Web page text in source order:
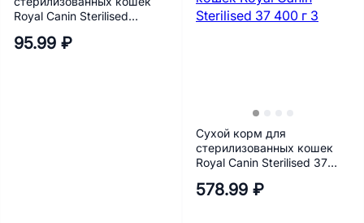
Royal Canin Sterilised
95.99 ₽
Сухой корм для
стерилизованных кошек
Royal Canin Sterilised 37
578.99 ₽